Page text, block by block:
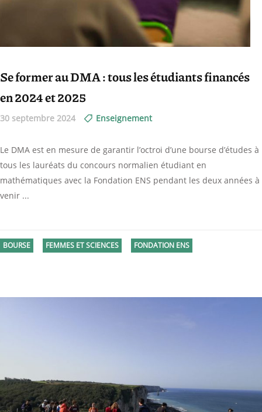
Se former au DMA : tous les étudiants financés
en 2024 et 2025
30 septembre 2024 Enseignement
Le DMA est en mesure de garantir l’octroi d’une bourse d’études à
tous les lauréats du concours normalien étudiant en
mathématiques avec la Fondation ENS pendant les deux années à
venir
BOURSE FEMMES ET SCIENCES FONDATION ENS